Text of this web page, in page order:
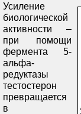
Усиление
биологической
активности –
при помощи
фермента 5-
альфа-
редуктазы
тестостерон
превращается
в